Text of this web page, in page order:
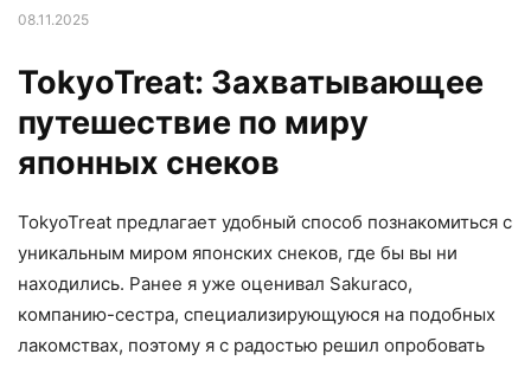
08.11.2025
TokyoTreat: Захватывающее
путешествие по миру
японных снеков
TokyoTreat предлагает удобный способ познакомиться с
уникальным миром японских снеков, где бы вы ни
находились. Ранее я уже оценивал Sakuraco,
компанию-сестра, специализирующуюся на подобных
лакомствах, поэтому я с радостью решил опробовать